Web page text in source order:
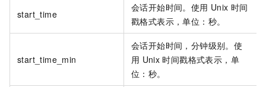
start_time
会话开始时间。使用 Unix 时间
戳格式表示，单位：秒。
start_time_min
会话开始时间，分钟级别。使
用 Unix 时间戳格式表示，单
位：秒。